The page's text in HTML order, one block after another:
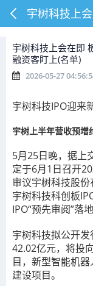
宇树科技上会在即
融资客盯上(名单)
2026-05-27
宇树科技IPO迎来
宇树上半年营收预增
5月25日晚，据上
定于6月1日召开
审议宇树科技股份
宇树科技科创板
IPO“预先审阅”落
宇树科技拟公开
42.02亿元，将投
目，新型智能机
建设项目。